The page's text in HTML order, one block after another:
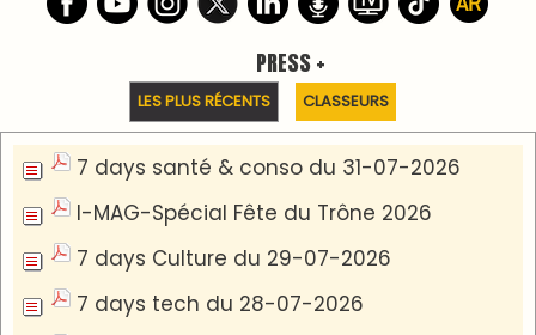
Podcast I-Week-N°137 du 26-07-2026
Podcast Eco-Business du 20-07-2026
Podcast IA-MAG-07 du 22-07-2026
Podcast I-Week N°136-19-07-2026
Podcast I-débats N31 du 18-07-2026
Communiqué de presse